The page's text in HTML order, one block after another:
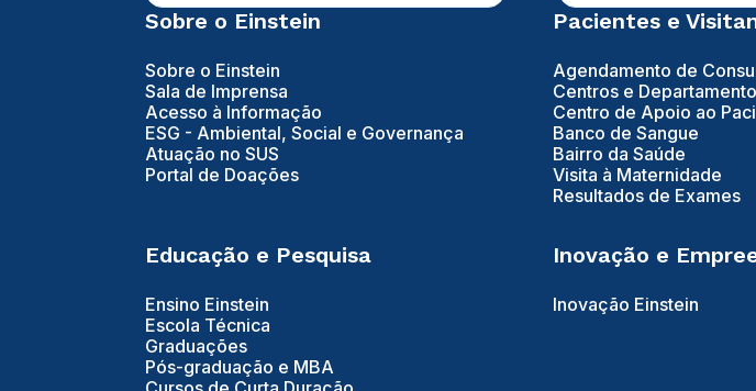
Sobre o Einstein
Sobre o Einstein
Sala de Imprensa
Acesso à Informação
ESG - Ambiental, Social e Governança
Atuação no SUS
Portal de Doações
Pacientes e
Agendamento de
Centros e
Centro de Apoio ao
Banco de Sangue
Bairro da Saúde
Visita à Maternidade
Resultados de Exames
Educação e Pesquisa
Ensino Einstein
Escola Técnica
Graduações
Pós-graduação e MBA
Inovação e
Inovação Einstein